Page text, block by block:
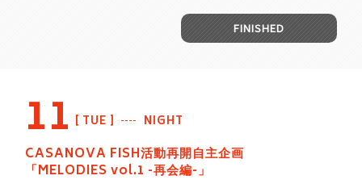
FINISHED
11 TUE NIGHT
CASANOVA FISH活動再開自主企画
「MELODIES vol.1 -再会編-」